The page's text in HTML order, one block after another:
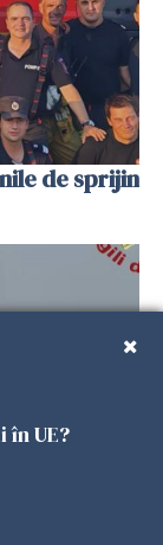
de sprijin
UE?